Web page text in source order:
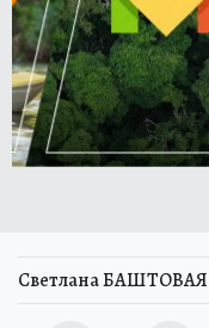
Светлана БАШТОВАЯ